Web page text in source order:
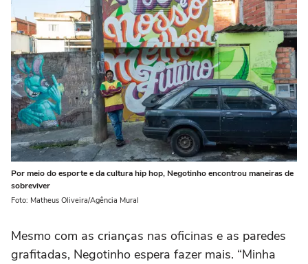
Por meio do esporte e da cultura hip hop, Negotinho encontrou maneiras de
sobreviver
Foto: Matheus Oliveira/Agência Mural
Mesmo com as crianças nas oficinas e as paredes
grafitadas, Negotinho espera fazer mais. “Minha